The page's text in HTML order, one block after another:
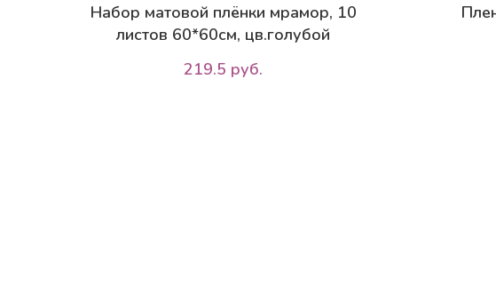
Набор матовой плёнки мрамор, 10
листов 60*60см, цв.голубой
219.5 руб.